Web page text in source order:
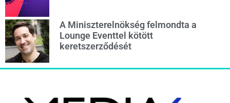
A Miniszterelnökség felmondta a
Lounge Eventtel kötött
keretszerződését